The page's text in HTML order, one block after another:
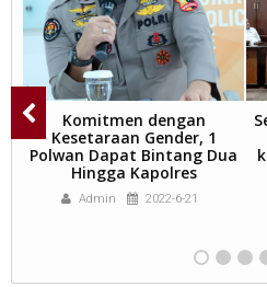
Komitmen dengan
Kesetaraan Gender, 1
Polwan Dapat Bintang Dua
Hingga Kapolres
Admin 2022-6-21